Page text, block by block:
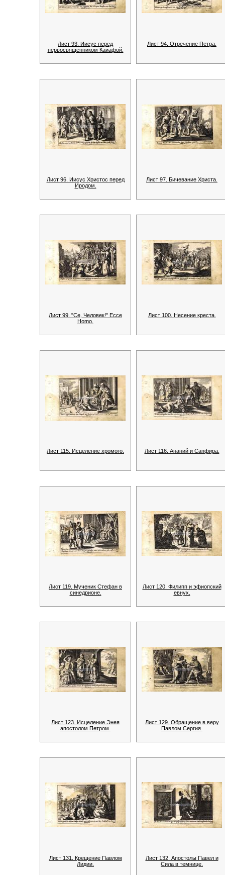
Лист 93. Иисус перед
первосвященником Каиафой.
Лист 94. Отречение Петра.
Лист 96. Иисус Христос перед
Иродом.
Лист 97. Бичевание Христа.
Лист 99. "Се, Человек!" Ecce
Homo.
Лист 100. Несение креста.
Лист 115. Исцеление хромого. Лист 116. Ананий и Сапфира.
Лист 119. Мученик Стефан в
синедрионе.
Лист 120. Филипп и эфиопский
евнух.
Лист 123. Исцеление Энея
апостолом Петром.
Лист 129. Обращение в веру
Павлом Сергия.
Лист 131. Крещение Павлом
Лидии.
Лист 132. Апостолы Павел и
Сила в темнице.